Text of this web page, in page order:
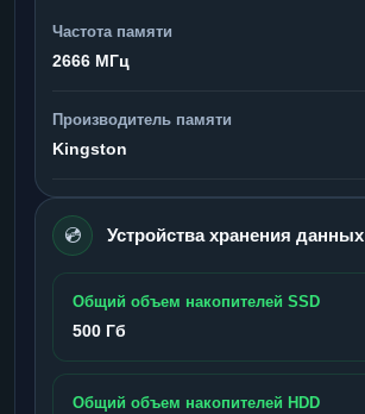
Частота памяти
2666 МГц
Производитель памяти
Kingston
💿 Устройства хранения данных
Общий объем накопителей SSD
500 Гб
Общий объем накопителей HDD